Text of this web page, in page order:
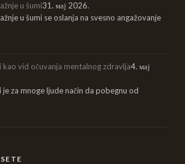
u šumi31. мај 2026.
u šumi se oslanja na svesno angažovanje
kao vid očuvanja mentalnog zdravlja4. мај
je za mnoge ljude način da pobegnu od